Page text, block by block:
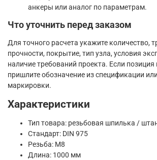
анкеры или аналог по параметрам.
Что уточнить перед заказом
Для точного расчета укажите количество,
прочности, покрытие, тип узла, условия
наличие требований проекта. Если
пришлите обозначение из спецификации
маркировки.
Характеристики
Тип товара: резьбовая шпилька /
Стандарт: DIN 975
Резьба: М8
Длина: 1000 мм